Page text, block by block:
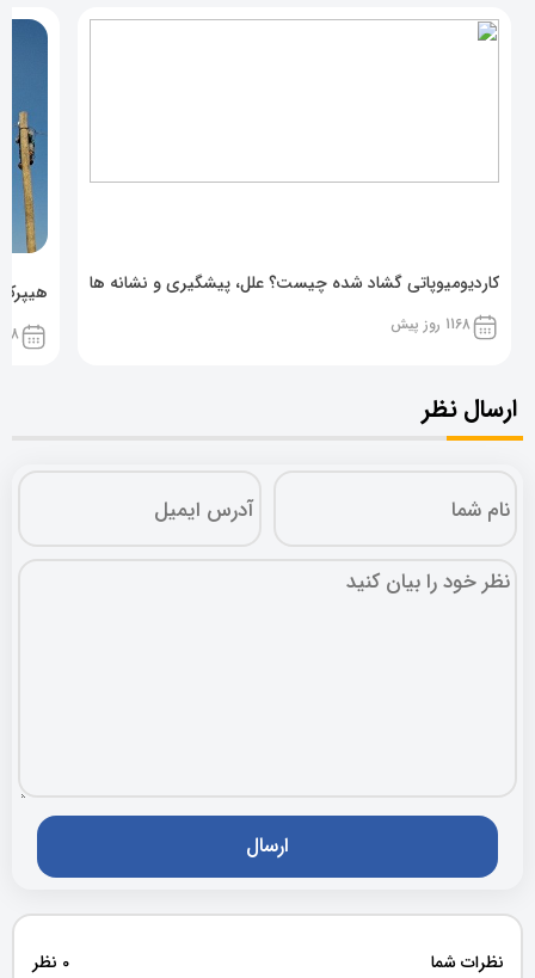
کاردیومیوپاتی گشاد شده چیست؟ علل، پیشگیری و نشانه ها
1168 روز پیش 1168
ارسال نظر
نظرات شما 0 نظر